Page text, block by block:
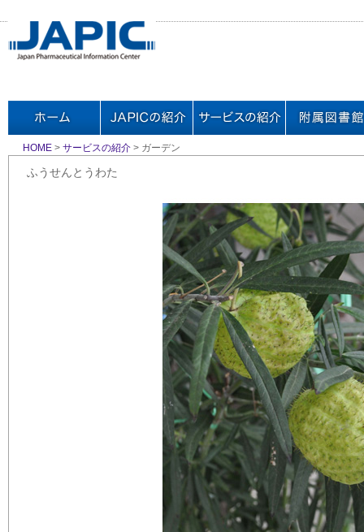
HOME > サービスの紹介 > ガーデン
ふうせんとうわた